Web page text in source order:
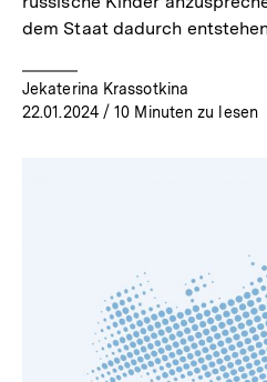
dem Staat dadurch
Jekaterina Krassotkina
22.01.2024/ 10 Minuten zu lesen